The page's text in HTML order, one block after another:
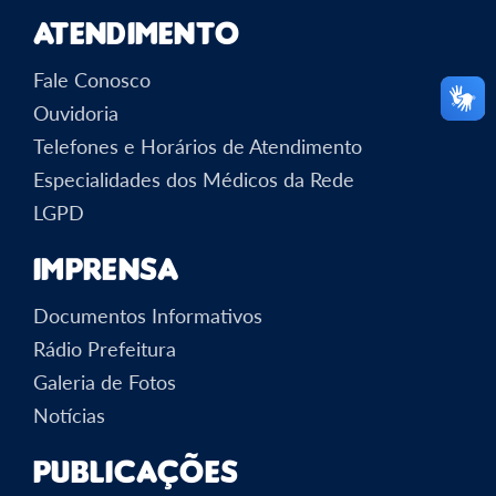
Atendimento
Fale Conosco
Ouvidoria
Telefones e Horários de Atendimento
Especialidades dos Médicos da Rede
LGPD
Imprensa
Documentos Informativos
Rádio Prefeitura
Galeria de Fotos
Notícias
Publicações